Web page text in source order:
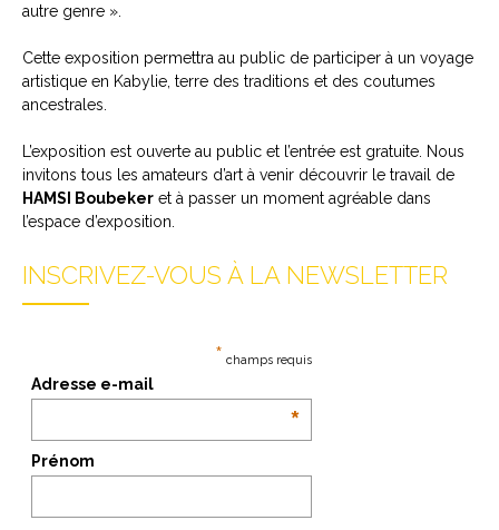
autre genre ».
Cette exposition permettra au public de participer à un voyage
artistique en Kabylie, terre des traditions et des coutumes
ancestrales.
L’exposition est ouverte au public et l’entrée est gratuite. Nous
invitons tous les amateurs d’art à venir découvrir le travail de
HAMSI Boubeker et à passer un moment agréable dans
l’espace d’exposition.
INSCRIVEZ-VOUS À LA NEWSLETTER
* champs requis
Adresse e-mail
*
Prénom